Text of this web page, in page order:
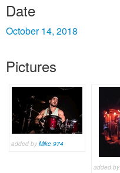
Date
October 14, 2018
Pictures
added by Mike 974
added by